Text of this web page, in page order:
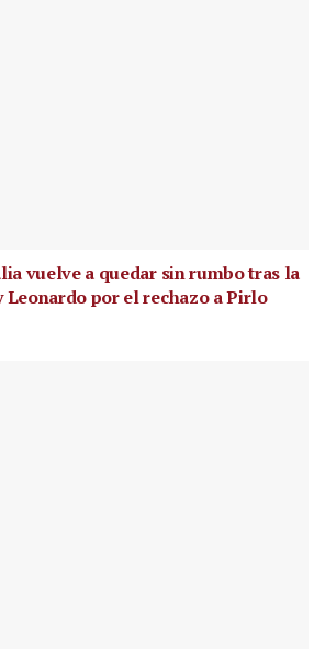
vuelve a quedar sin rumbo tras la
Leonardo por el rechazo a Pirlo